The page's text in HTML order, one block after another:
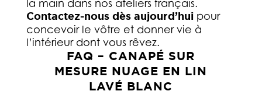
la main dans nos ateliers français.
Contactez-nous dès aujourd’huipour
concevoir le vôtre et donner vie à
l’intérieur dont vous rêvez.
FAQ – CANAPÉ SUR
MESURE NUAGE EN LIN
LAVÉ BLANC